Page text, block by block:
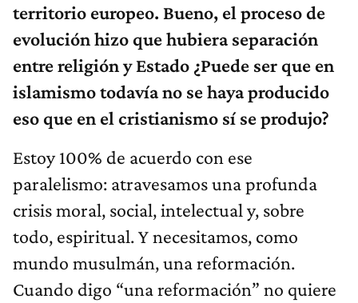
territorio europeo. Bueno, el proceso de
evolución hizo que hubiera separación
entre religión y Estado ¿Puede ser que en
islamismo todavía no se haya producido
eso que en el cristianismo sí se produjo?
Estoy 100% de acuerdo con ese
paralelismo: atravesamos una profunda
crisis moral, social, intelectual y, sobre
todo, espiritual. Y necesitamos, como
mundo musulmán, una reformación.
Cuando digo “una reformación” no quiere